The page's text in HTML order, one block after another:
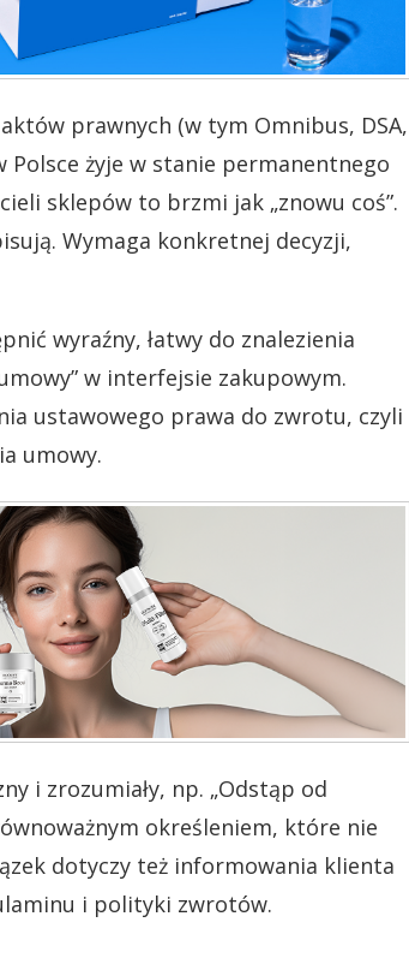
prawnych (w tym Omnibus, DSA,
Polsce żyje w stanie permanentnego
sklepów to brzmi jak „znowu coś”.
Wymaga konkretnej decyzji,
wyraźny, łatwy do znalezienia
w interfejsie zakupowym.
ustawowego prawa do zwrotu, czyli
umowy.
i zrozumiały, np. „Odstąp od
określeniem, które nie
dotyczy też informowania klienta
i polityki zwrotów.